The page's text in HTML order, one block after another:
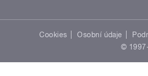
Cookies Osobní údaje
©